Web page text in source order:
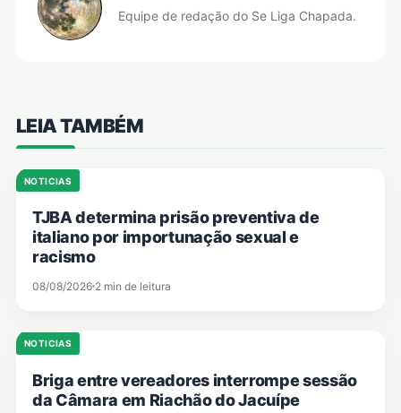
Equipe de redação do Se Liga Chapada.
LEIA TAMBÉM
NOTICIAS
TJBA determina prisão preventiva de
italiano por importunação sexual e
racismo
08/08/2026 2 min de leitura
NOTICIAS
Briga entre vereadores interrompe sessão
da Câmara em Riachão do Jacuípe